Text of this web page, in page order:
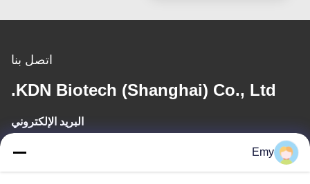
اتصل بنا
KDN Biotech (Shanghai) Co., Ltd.
البريد الإلكتروني
panxy@vlandgroup.com
Emy